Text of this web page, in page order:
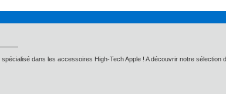
dans les accessoires High-Tech Apple ! A découvrir notre sélection